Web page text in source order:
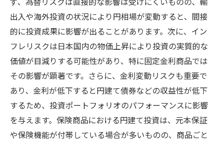
出入や海外投資の状況により円相場が変動すると、間接
的に投資成果に影響が出ることがあります。次に、イン
フレリスクは日本国内の物価上昇により投資の実質的な
価値が目減りする可能性があり、特に固定金利商品では
その影響が顕著です。さらに、金利変動リスクも重要で
あり、金利が低下すると円建て債券などの収益性が低下
するため、投資ポートフォリオのパフォーマンスに影響
を与えます。保険商品における円建て投資は、元本保証
や保険機能が付帯している場合が多いものの、商品ごと